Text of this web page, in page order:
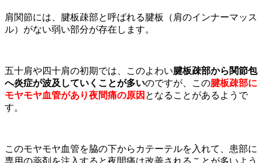
肩関節には、腱板疎部と呼ばれる腱板（肩のインナーマッス
ル）がない弱い部分が存在します。
五十肩や四十肩の初期では、このよわい腱板疎部から関節包
へ炎症が波及していくことが多いのですが、この腱板疎部に
モヤモヤ血管があり夜間痛の原因 となることがあるようで
す。
このモヤモヤ血管を脇の下からカテーテルを入れて、患部に
専用の薬剤を注入すると夜間痛は改善されることが多いよう